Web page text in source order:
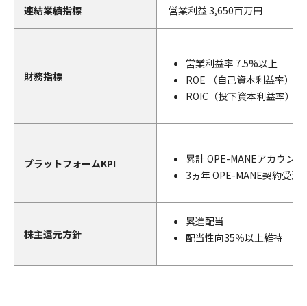
連結業績指標 営業利益 3,650百万円
財務指標
営業利益率 7.5%以上
ROE （自己資本利益率）
ROIC（投下資本利益率）
プラットフォームKPI
累計 OPE-MANEアカウン
3ヵ年 OPE-MANE契約受
株主還元方針
累進配当
配当性向35％以上維持